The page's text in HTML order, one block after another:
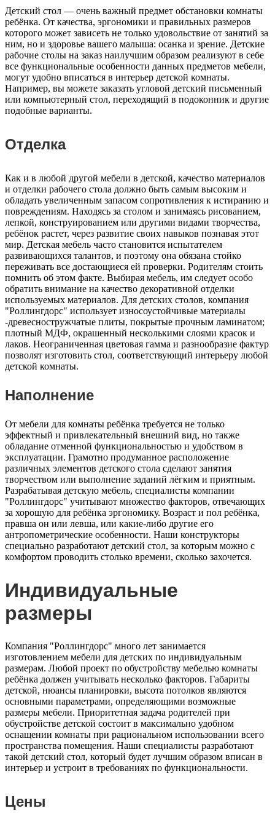
Детский стол — очень важный предмет обстановки комнаты
ребёнка. От качества, эргономики и правильных размеров
которого может зависеть не только удовольствие от занятий за
ним, но и здоровье вашего малыша: осанка и зрение. Детские
рабочие столы на заказ наилучшим образом реализуют в себе
все функциональные особенности данных предметов мебели,
могут удобно вписаться в интерьер детской комнаты.
Например, вы можете заказать угловой детский письменный
или компьютерный стол, переходящий в подоконник и другие
подобные варианты.
Отделка
Как и в любой другой мебели в детской, качество материалов
и отделки рабочего стола должно быть самым высоким и
обладать увеличенным запасом сопротивления к истиранию и
повреждениям. Находясь за столом и занимаясь рисованием,
лепкой, конструированием или другими видами творчества,
ребёнок растет, через развитие своих навыков познавая этот
мир. Детская мебель часто становится испытателем
развивающихся талантов, и поэтому она обязана стойко
переживать все достающиеся ей проверки. Родителям стоить
помнить об этом факте. Выбирая мебель, им следует особо
обратить внимание на качество декоративной отделки
используемых материалов. Для детских столов, компания
"Роллингдорс" использует износоустойчивые материалы
-древесностружчатые плиты, покрытые прочным ламинатом;
плотный МДФ, окрашенный несколькими слоями красок и
лаков. Неограниченная цветовая гамма и разнообразие фактур
позволят изготовить стол, соответствующий интерьеру любой
детской комнаты.
Наполнение
От мебели для комнаты ребёнка требуется не только
эффектный и привлекательный внешний вид, но также
обладание отменной функциональностью и удобством в
эксплуатации. Грамотно продуманное расположение
различных элементов детского стола сделают занятия
творчеством или выполнение заданий лёгким и приятным.
Разрабатывая детскую мебель, специалисты компании
"Роллингдорс" учитывают множество факторов, отвечающих
за хорошую для ребёнка эргономику. Возраст и пол ребёнка,
правша он или левша, или какие-либо другие его
антропометрические особенности. Наши конструкторы
специально разработают детский стол, за которым можно с
комфортом проводить столько времени, сколько захочется.
Индивидуальные
размеры
Компания "Роллингдорс" много лет занимается
изготовлением мебели для детских по индивидуальным
размерам. Любой проект по обустройству мебелью комнаты
ребёнка должен учитывать несколько факторов. Габариты
детской, нюансы планировки, высота потолков являются
основными параметрами, определяющими возможные
размеры мебели. Приоритетная задача родителей при
обустройстве детской состоит в максимально удобном
оснащении комнаты при рациональном использовании всего
пространства помещения. Наши специалисты разработают
такой детский стол, который будет лучшим образом вписан в
интерьер и устроит в требованиях по функциональности.
Цены